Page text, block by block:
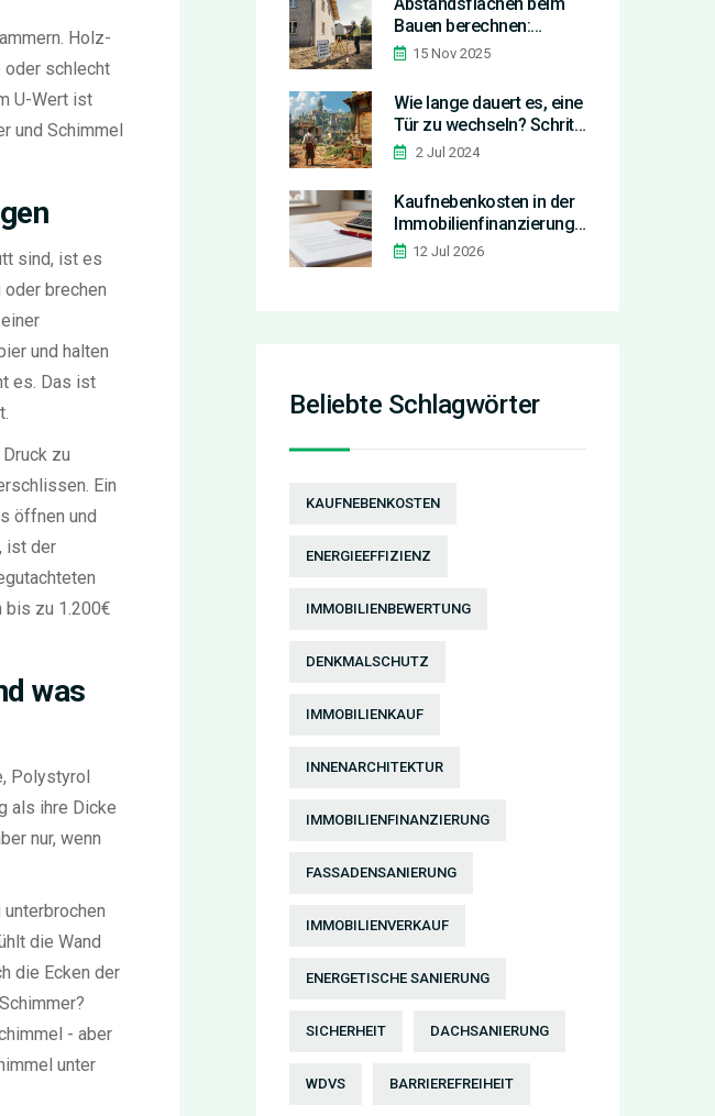
Holz-
oder schlecht
U-Wert ist
und Schimmel
sind, ist es
brechen
und halten
es. Das ist
zu
Ein
öffnen und
ist der
bis zu 1.200€
was
Polystyrol
als ihre Dicke
nur, wenn
die Wand
die Ecken der
- aber
unter
Bauen berechnen:
Formel, Bundesländer-
Beispiele
15 Nov 2025
Wie lange dauert es, eine
Tür zu wechseln? Schritt-
für-Schritt-Anleitung
2 Jul 2024
Kaufnebenkosten in der
Immobilienfinanzierung:
So setzen Sie sie richtig
12 Jul 2026
Beliebte Schlagwörter
KAUFNEBENKOSTEN
ENERGIEEFFIZIENZ
IMMOBILIENBEWERTUNG
DENKMALSCHUTZ
IMMOBILIENKAUF
INNENARCHITEKTUR
IMMOBILIENFINANZIERUNG
FASSADENSANIERUNG
IMMOBILIENVERKAUF
ENERGETISCHE SANIERUNG
SICHERHEIT DACHSANIERUNG
WDVS BARRIEREFREIHEIT